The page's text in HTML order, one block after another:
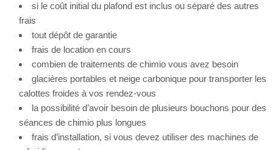
si le coût initial du plafond est inclus ou séparé des autres
frais
tout dépôt de garantie
frais de location en cours
combien de traitements de chimio vous avez besoin
glacières portables et neige carbonique pour transporter les
calottes froides à vos rendez-vous
la possibilité d’avoir besoin de plusieurs bouchons pour des
séances de chimio plus longues
frais d’installation, si vous devez utiliser des machines de